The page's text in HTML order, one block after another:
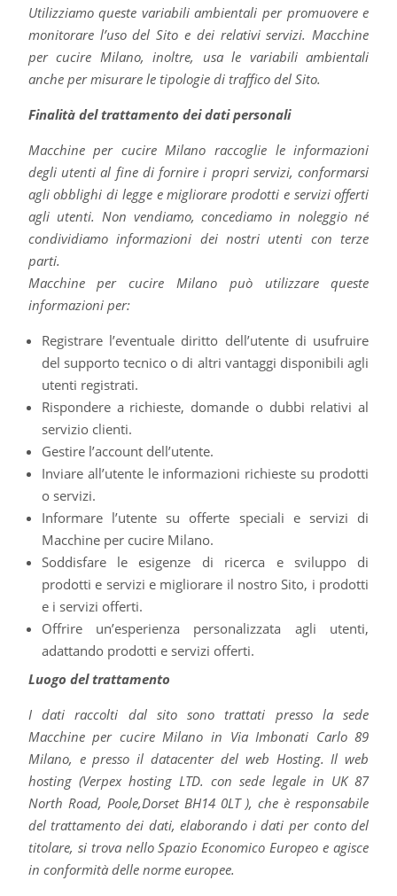
Utilizziamo queste variabili ambientali per promuovere e
monitorare l’uso del Sito e dei relativi servizi. Macchine
per cucire Milano, inoltre, usa le variabili ambientali
anche per misurare le tipologie di traffico del Sito.
Finalità del trattamento dei dati personali
Macchine per cucire Milano raccoglie le informazioni
degli utenti al fine di fornire i propri servizi, conformarsi
agli obblighi di legge e migliorare prodotti e servizi offerti
agli utenti. Non vendiamo, concediamo in noleggio né
condividiamo informazioni dei nostri utenti con terze
parti.
Macchine per cucire Milano può utilizzare queste
informazioni per:
Registrare l’eventuale diritto dell’utente di usufruire
del supporto tecnico o di altri vantaggi disponibili agli
utenti registrati.
Rispondere a richieste, domande o dubbi relativi al
servizio clienti.
Gestire l’account dell’utente.
Inviare all’utente le informazioni richieste su prodotti
o servizi.
Informare l’utente su offerte speciali e servizi di
Macchine per cucire Milano.
Soddisfare le esigenze di ricerca e sviluppo di
prodotti e servizi e migliorare il nostro Sito, i prodotti
e i servizi offerti.
Offrire un’esperienza personalizzata agli utenti,
adattando prodotti e servizi offerti.
Luogo del trattamento
I dati raccolti dal sito sono trattati presso la sede
Macchine per cucire Milano in Via Imbonati Carlo 89
Milano, e presso il datacenter del web Hosting. Il web
hosting (Verpex hosting LTD. con sede legale in UK 87
North Road, Poole,Dorset BH14 0LT ), che è responsabile
del trattamento dei dati, elaborando i dati per conto del
titolare, si trova nello Spazio Economico Europeo e agisce
in conformità delle norme europee.